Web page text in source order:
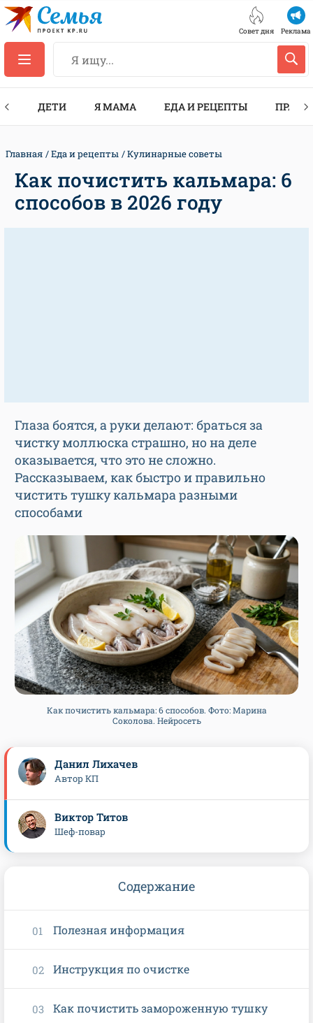
Совет дня Реклама
ДЕТИ Я МАМА ЕДА И РЕЦЕПТЫ
Главная Еда и рецепты Кулинарные советы
Как почистить кальмара: 6
способов в 2026 году
Глаза боятся, а руки делают: браться за
чистку моллюска страшно, но на деле
оказывается, что это не сложно.
Рассказываем, как быстро и правильно
чистить тушку кальмара разными
способами
Как почистить кальмара: 6 способов. Фото: Марина
Соколова. Нейросеть
Данил Лихачев
Автор КП
Виктор Титов
Шеф-повар
Содержание
Полезная информация
Инструкция по очистке
Как почистить замороженную тушку